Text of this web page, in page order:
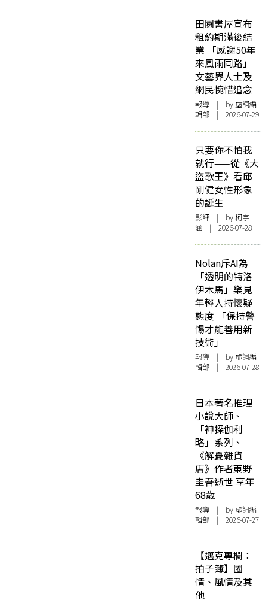
田園書屋宣布
租約期滿後結
業 「感謝50年
來風雨同路」
文藝界人士及
網民惋惜追念
報導 | by 虛詞編
輯部 | 2026-07-29
只要你不怕我
就行——從《大
盜歌王》看邱
剛健女性形象
的誕生
影評 | by 柯宇
涵 | 2026-07-28
Nolan斥AI為
「透明的特洛
伊木馬」樂見
年輕人持懷疑
態度 「保持警
惕才能善用新
技術」
報導 | by 虛詞編
輯部 | 2026-07-28
日本著名推理
小說大師、
「神探伽利
略」系列、
《解憂雜貨
店》作者東野
圭吾逝世 享年
68歲
報導 | by 虛詞編
輯部 | 2026-07-27
【邁克專欄：
拍子簿】國
情、風情及其
他